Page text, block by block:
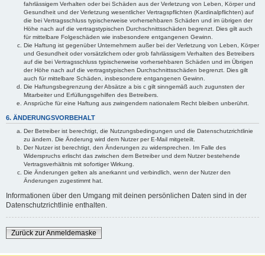
fahrlässigem Verhalten oder bei Schäden aus der Verletzung von Leben, Körper und
Gesundheit und der Verletzung wesentlicher Vertragspflichten (Kardinalpflichten) auf
die bei Vertragsschluss typischerweise vorhersehbaren Schäden und im übrigen der
Höhe nach auf die vertragstypischen Durchschnittsschäden begrenzt. Dies gilt auch
für mittelbare Folgeschäden wie insbesondere entgangenen Gewinn.
Die Haftung ist gegenüber Unternehmern außer bei der Verletzung von Leben, Körper
und Gesundheit oder vorsätzlichem oder grob fahrlässigem Verhalten des Betreibers
auf die bei Vertragsschluss typischerweise vorhersehbaren Schäden und im Übrigen
der Höhe nach auf die vertragstypischen Durchschnittsschäden begrenzt. Dies gilt
auch für mittelbare Schäden, insbesondere entgangenen Gewinn.
Die Haftungsbegrenzung der Absätze a bis c gilt sinngemäß auch zugunsten der
Mitarbeiter und Erfüllungsgehilfen des Betreibers.
Ansprüche für eine Haftung aus zwingendem nationalem Recht bleiben unberührt.
6. ÄNDERUNGSVORBEHALT
Der Betreiber ist berechtigt, die Nutzungsbedingungen und die Datenschutzrichtlinie
zu ändern. Die Änderung wird dem Nutzer per E-Mail mitgeteilt.
Der Nutzer ist berechtigt, den Änderungen zu widersprechen. Im Falle des
Widerspruchs erlischt das zwischen dem Betreiber und dem Nutzer bestehende
Vertragsverhältnis mit sofortiger Wirkung.
Die Änderungen gelten als anerkannt und verbindlich, wenn der Nutzer den
Änderungen zugestimmt hat.
Informationen über den Umgang mit deinen persönlichen Daten sind in der
Datenschutzrichtlinie enthalten.
Zurück zur Anmeldemaske